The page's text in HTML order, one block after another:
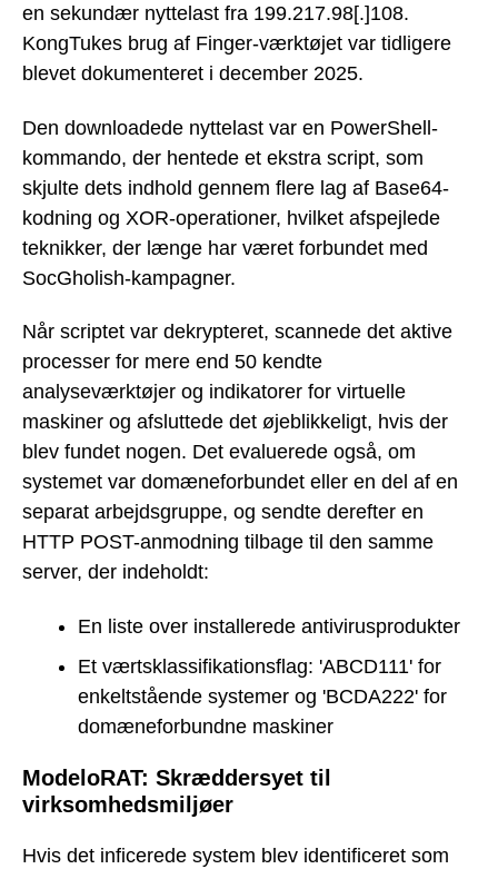
en sekundær nyttelast fra 199.217.98[.]108.
KongTukes brug af Finger-værktøjet var tidligere
blevet dokumenteret i december 2025.
Den downloadede nyttelast var en PowerShell-
kommando, der hentede et ekstra script, som
skjulte dets indhold gennem flere lag af Base64-
kodning og XOR-operationer, hvilket afspejlede
teknikker, der længe har været forbundet med
SocGholish-kampagner.
Når scriptet var dekrypteret, scannede det aktive
processer for mere end 50 kendte
analyseværktøjer og indikatorer for virtuelle
maskiner og afsluttede det øjeblikkeligt, hvis der
blev fundet nogen. Det evaluerede også, om
systemet var domæneforbundet eller en del af en
separat arbejdsgruppe, og sendte derefter en
HTTP POST-anmodning tilbage til den samme
server, der indeholdt:
En liste over installerede antivirusprodukter
Et værtsklassifikationsflag: 'ABCD111' for
enkeltstående systemer og 'BCDA222' for
domæneforbundne maskiner
ModeloRAT: Skræddersyet til
virksomhedsmiljøer
Hvis det inficerede system blev identificeret som